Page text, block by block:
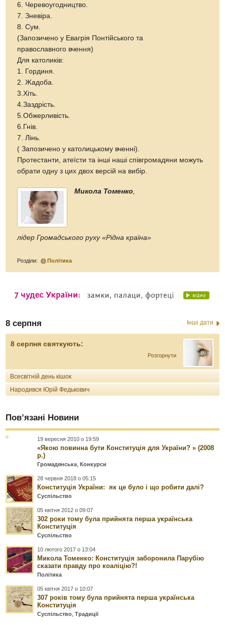
6. Черевоугодництво.
7. Зневіра.
8. Сум.
(Запозичено у Евагрія Понтійського та
православного вчення)
Для католиків:
1. Гординя.
2. Жадоба.
3.Хіть.
4.Заздрість.
5.Обжерливість.
6.Гнів.
7. Лінь.
( Запозичено у католицькому вченні).
Протестанти, атеїсти та інші наші співгромадяни можуть
обрати одну з цих двох версій на вибір.
Микола Томенко,
лідер Громадського руху «Рідна країна»
Розділи: Політика
8 серпня Інші дати
8 серпня святкують:
Розгорнути
Всесвітній день кішок
Народився Юрій Федькович
Пов’язані Новини
19 вересня 2010 о 19:59
«Якою повинна бути Конституція для України? » (2008
р.)
Громадянська ,Конкурси
28 червня 2018 о 05:15
Конституція України: як це було і що робити далі?
Суспільство
05 квітня 2012 о 09:07
302 роки тому була прийнята перша українська
Конституція
Суспільство
10 лютого 2017 о 13:04
Микола Томенко: Конституція заборонила Парубію
сказати правду про коаліцію?!
Політика
05 квітня 2017 о 10:07
307 років тому була прийнята перша українська
Конституція
Суспільство ,Традиції